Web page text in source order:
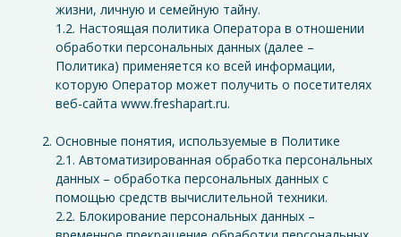
жизни, личную и семейную тайну.
1.2. Настоящая политика Оператора в отношении
обработки персональных данных (далее –
Политика) применяется ко всей информации,
которую Оператор может получить о посетителях
веб-сайта www.freshapart.ru.
Основные понятия, используемые в Политике
2.1. Автоматизированная обработка персональных
данных – обработка персональных данных с
помощью средств вычислительной техники.
2.2. Блокирование персональных данных –